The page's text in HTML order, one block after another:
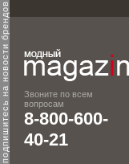
подпишитесь на новости брендов
Звоните по всем
вопросам
8-800-600-
40-21